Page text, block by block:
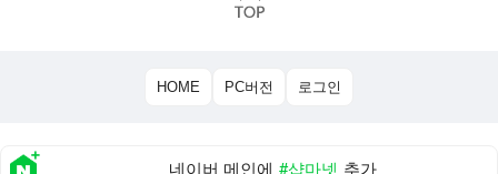
HOME PC버전 로그인
네이버 메인에 #샵마넷 추가